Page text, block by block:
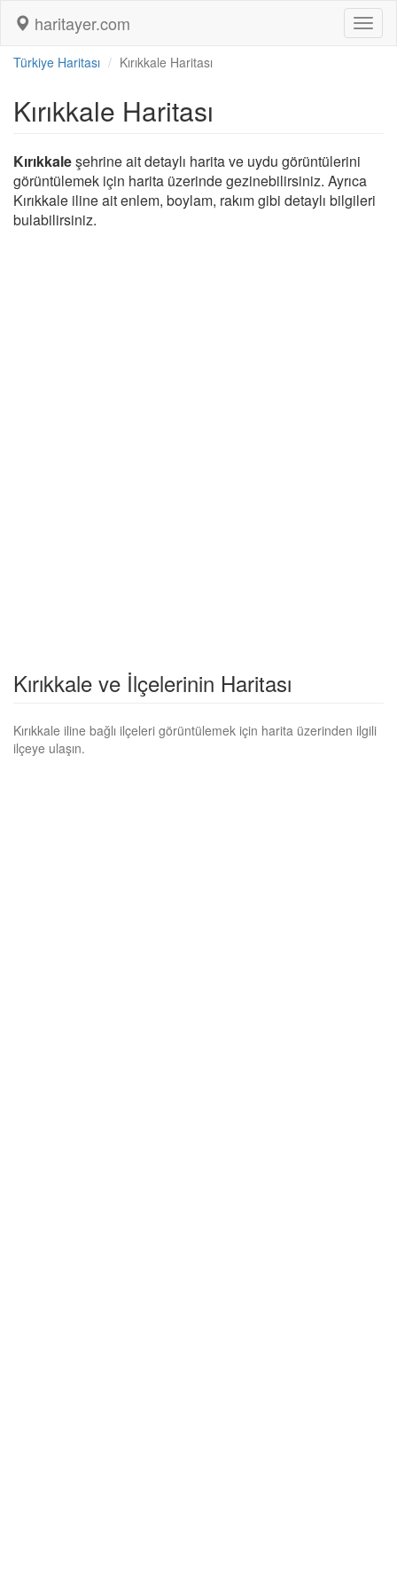
haritayer.com
Türkiye Haritası Kırıkkale Haritası
Kırıkkale Haritası
Kırıkkaleşehrine ait detaylı harita ve uydu görüntülerini
görüntülemek için harita üzerinde gezinebilirsiniz. Ayrıca
Kırıkkale iline ait enlem, boylam, rakım gibi detaylı bilgileri
bulabilirsiniz.
Kırıkkale ve İlçelerinin Haritası
Kırıkkale iline bağlı ilçeleri görüntülemek için harita üzerinden ilgili
ilçeye ulaşın.